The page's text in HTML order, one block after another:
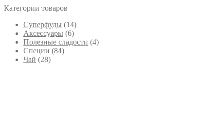
Категории товаров
Cуперфуды (14)
Аксессуары (6)
Полезные сладости (4)
Специи (84)
Чай (28)